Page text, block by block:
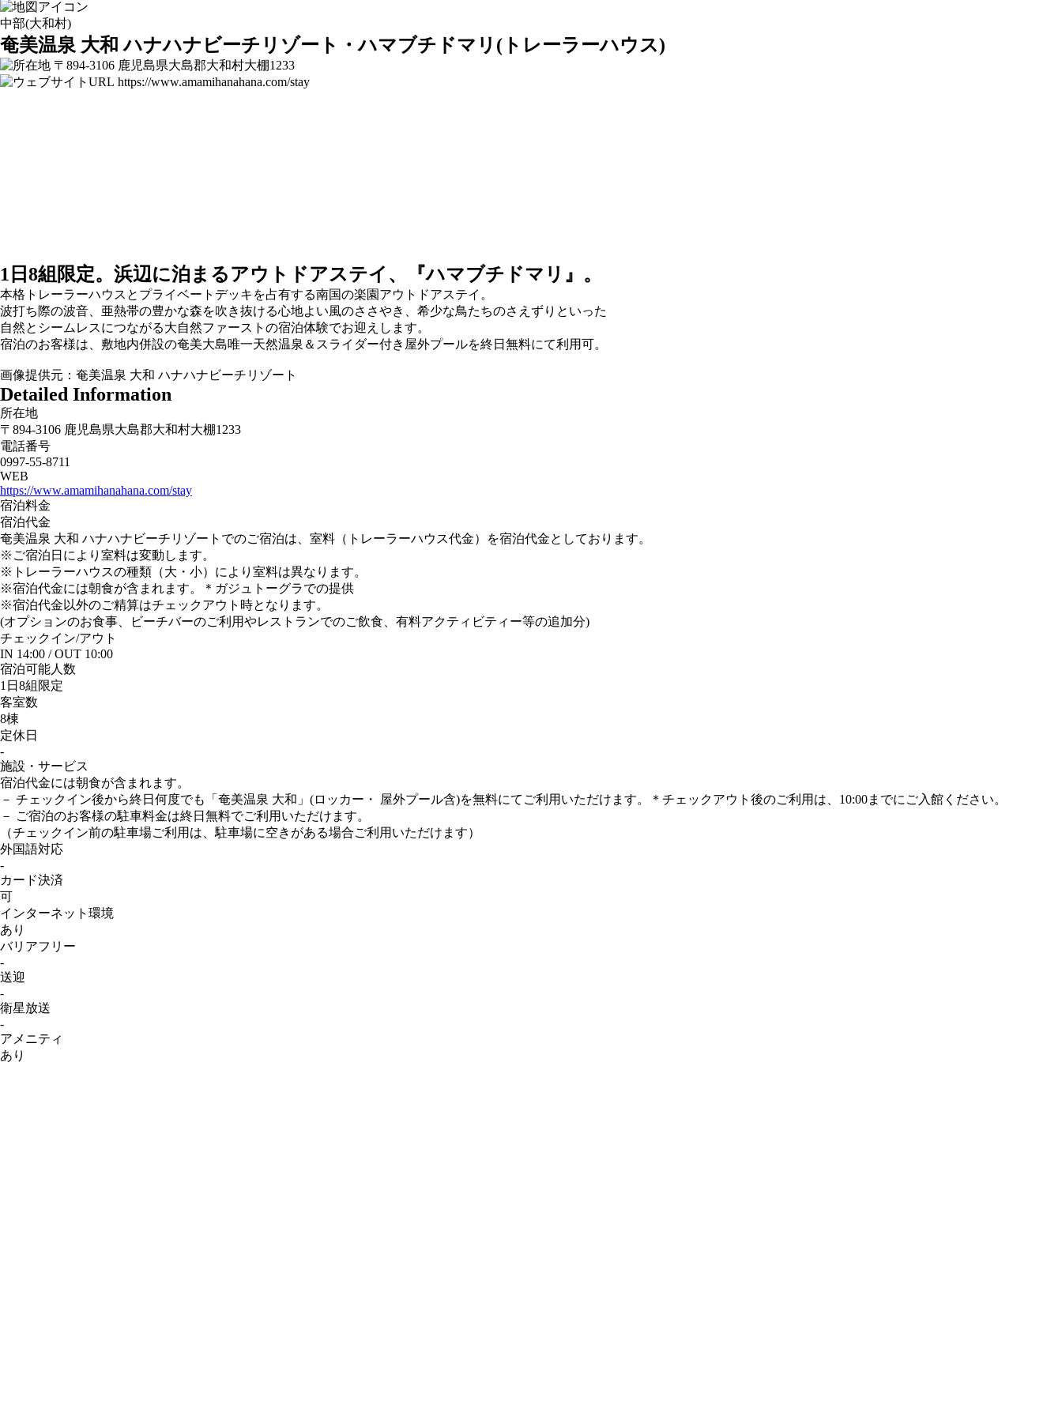
中部(大和村)
奄美温泉 大和 ハナハナビーチリゾート・ハマブチドマリ(トレーラーハウス)
〒894-3106 鹿児島県大島郡大和村大棚1233
https://www.amamihanahana.com/stay
1日8組限定。浜辺に泊まるアウトドアステイ、『ハマブチドマリ』。
本格トレーラーハウスとプライベートデッキを占有する南国の楽園アウトドアステイ。
波打ち際の波音、亜熱帯の豊かな森を吹き抜ける心地よい風のささやき、希少な鳥たちのさえずりといった
自然とシームレスにつながる大自然ファーストの宿泊体験でお迎えします。
宿泊のお客様は、敷地内併設の奄美大島唯一天然温泉＆スライダー付き屋外プールを終日無料にて利用可。
画像提供元：奄美温泉 大和 ハナハナビーチリゾート
Detailed Information
所在地
〒894-3106 鹿児島県大島郡大和村大棚1233
電話番号
0997-55-8711
WEB
https://www.amamihanahana.com/stay
宿泊料金
宿泊代金
奄美温泉 大和 ハナハナビーチリゾートでのご宿泊は、室料（トレーラーハウス代金）を宿泊代金としております。
※ご宿泊日により室料は変動します。
※トレーラーハウスの種類（大・小）により室料は異なります。
※宿泊代金には朝食が含まれます。＊ガジュトーグラでの提供
※宿泊代金以外のご精算はチェックアウト時となります。
(オプションのお食事、ビーチバーのご利用やレストランでのご飲食、有料アクティビティー等の追加分)
チェックイン/アウト
IN 14:00 / OUT 10:00
宿泊可能人数
1日8組限定
客室数
8棟
定休日
-
施設・サービス
宿泊代金には朝食が含まれます。
－ チェックイン後から終日何度でも「奄美温泉 大和」(ロッカー・ 屋外プール含)を無料にてご利用いただけます。＊チェックアウト後のご利用は、10:00までにご入館ください。
－ ご宿泊のお客様の駐車料金は終日無料でご利用いただけます。
（チェックイン前の駐車場ご利用は、駐車場に空きがある場合ご利用いただけます）
外国語対応
-
カード決済
可
インターネット 環境
あり
バリアフリー
-
送迎
-
衛星放送
-
アメニティ
あり